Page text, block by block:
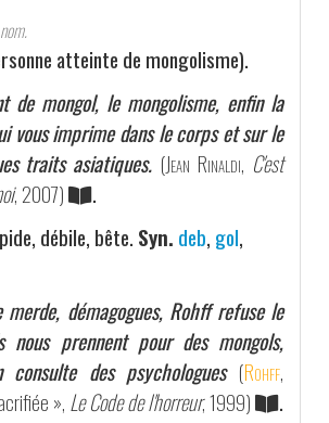
atteinte de mongolisme).
de mongol, le mongolisme, enfin la
vous imprime dans le corps et sur le
traits asiatiques. (Jean Rinaldi, C'est
, 2007)
.
débile, bête. Syn. deb, gol,
démagogues, Rohff refuse le
nous prennent pour des mongols,
consulte des psychologues (Rohff,
», Le Code de l'horreur, 1999)
.